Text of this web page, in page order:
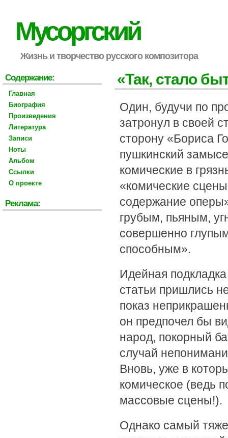
Мусоргский
Жизнь и творчество русского композитора
«Так, стало
Один, будучи по
затронул в своей
сторону «Бориса
пушкинский
комические в
«комические
содержание
грубым, пьяным,
совершенно
способным».
Идейная
статьи пришлись
показ
он предпочел бы
народ, покорный
случай
Вновь, уже в
комическое (ведь
массовые сцены!).
Однако самый
Содержание:
Главная
Биография
Произведения
Литература
Записи
Ноты
Альбом
Ссылки
О проекте
Реклама: